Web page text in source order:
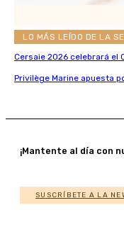
LO MÁS LEÍDO DE LA
Cersaie 2026 celebrará el
Privilège Marine apuesta
¡Mantente al día con
SUSCRÍBETE A LA